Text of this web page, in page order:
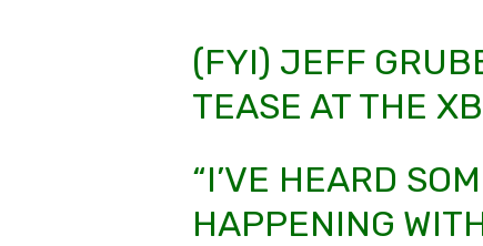
(FYI) JEFF
TEASE AT THE
“I’VE HEARD
HAPPENING